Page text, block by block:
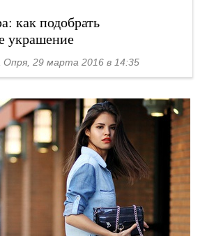
как подобрать
украшение
Опря, 29 марта 2016 в 14:35